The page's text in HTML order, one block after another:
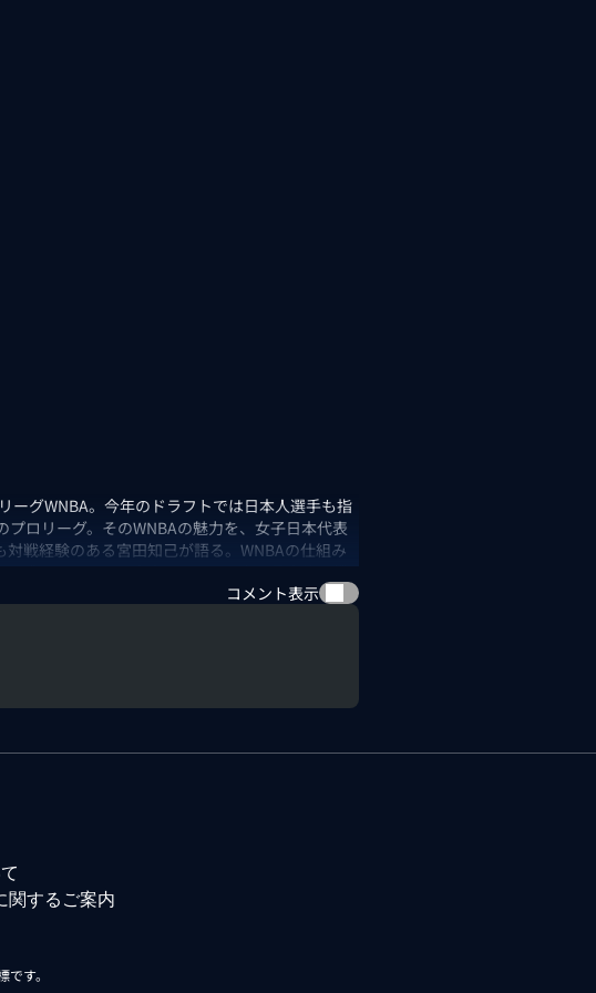
ーグWNBA。今年のドラフトでは日本人選手も指
ロリーグ。そのWNBAの魅力を、女子日本代表
戦経験のある宮田知己が語る。WNBAの仕組み
盛りだくさんの内容でお届け。女子最高峰の戦
コメント表示
関するご案内
す。